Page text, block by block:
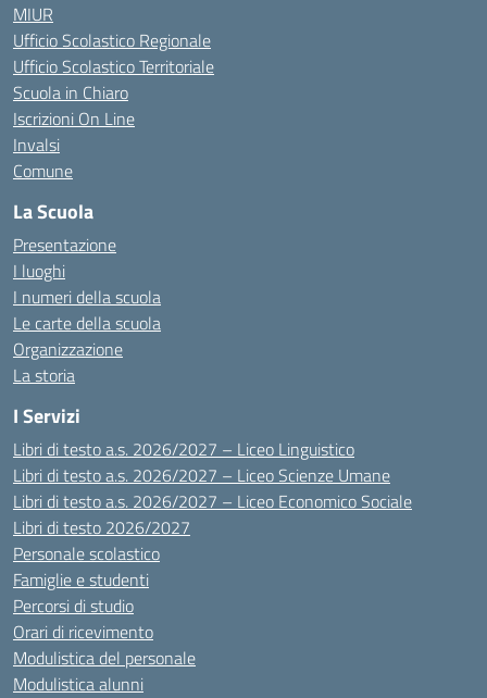
MIUR
Ufficio Scolastico Regionale
Ufficio Scolastico Territoriale
Scuola in Chiaro
Iscrizioni On Line
Invalsi
Comune
La Scuola
Presentazione
I luoghi
I numeri della scuola
Le carte della scuola
Organizzazione
La storia
I Servizi
Libri di testo a.s. 2026/2027 – Liceo Linguistico
Libri di testo a.s. 2026/2027 – Liceo Scienze Umane
Libri di testo a.s. 2026/2027 – Liceo Economico Sociale
Libri di testo 2026/2027
Personale scolastico
Famiglie e studenti
Percorsi di studio
Orari di ricevimento
Modulistica del personale
Modulistica alunni